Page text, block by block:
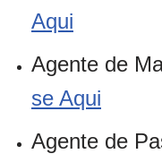
Aqui
Agente de
se Aqui
Agente de